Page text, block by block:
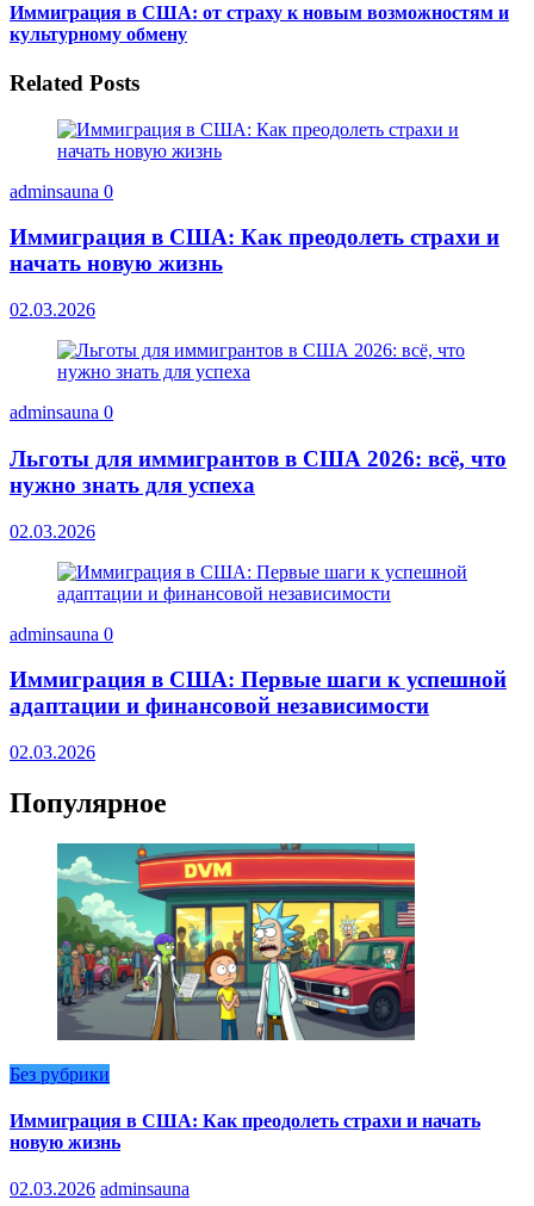
Иммиграция в США: от страху к новым возможностям и
культурному обмену
Related Posts
adminsauna 0
Иммиграция в США: Как преодолеть страхи и
начать новую жизнь
02.03.2026
adminsauna 0
Льготы для иммигрантов в США 2026: всё, что
нужно знать для успеха
02.03.2026
adminsauna 0
Иммиграция в США: Первые шаги к успешной
адаптации и финансовой независимости
02.03.2026
Популярное
Без рубрики
Иммиграция в США: Как преодолеть страхи и начать
новую жизнь
02.03.2026 adminsauna